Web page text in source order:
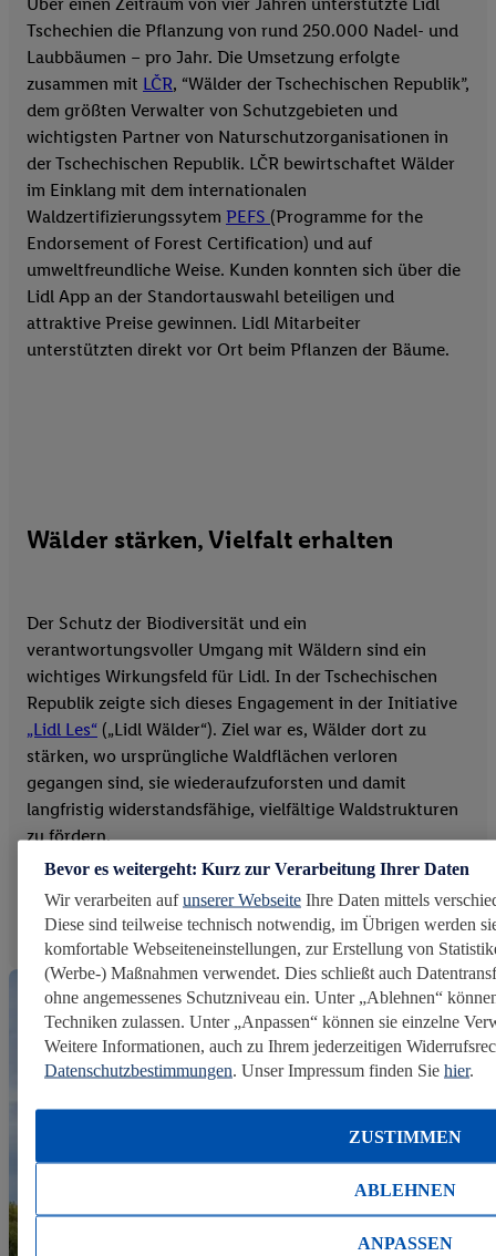
Tschechien die Pflanzung von rund 250.000 Nadel- und
Laubbäumen – pro Jahr. Die Umsetzung erfolgte
zusammen mit LČR, “Wälder der Tschechischen Republik”,
dem größten Verwalter von Schutzgebieten und
wichtigsten Partner von Naturschutzorganisationen in
der Tschechischen Republik. LČR bewirtschaftet Wälder
im Einklang mit dem internationalen
Waldzertifizierungssytem PEFS (Programme for the
Endorsement of Forest Certification) und auf
umweltfreundliche Weise. Kunden konnten sich über die
Lidl App an der Standortauswahl beteiligen und
attraktive Preise gewinnen. Lidl Mitarbeiter
unterstützten direkt vor Ort beim Pflanzen der Bäume.
Wälder stärken, Vielfalt erhalten
Der Schutz der Biodiversität und ein
verantwortungsvoller Umgang mit Wäldern sind ein
wichtiges Wirkungsfeld für Lidl. In der Tschechischen
Republik zeigte sich dieses Engagement in der Initiative
„Lidl Les“ („Lidl Wälder“). Ziel war es, Wälder dort zu
stärken, wo ursprüngliche Waldflächen verloren
gegangen sind, sie wiederaufzuforsten und damit
langfristig widerstandsfähige, vielfältige Waldstrukturen
zu fördern.
Bevor es weitergeht: Kurz zur Verarbeitung Ihrer Daten
Wir verarbeiten aufunserer Webseite Ihre Daten mittels
Diese sind teilweise technisch notwendig, im Übrigen werden
komfortable Webseiteneinstellungen, zur Erstellung von
(Werbe-) Maßnahmen verwendet. Dies schließt auch
ohne angemessenes Schutzniveau ein. Unter „Ablehnen“
Techniken zulassen. Unter „Anpassen“ können sie einzelne
Weitere Informationen, auch zu Ihrem jederzeitigen
Datenschutzbestimmungen. Unser Impressum finden Sie hier.
ABLEHNEN
ZUSTIMMEN
ANPASSEN